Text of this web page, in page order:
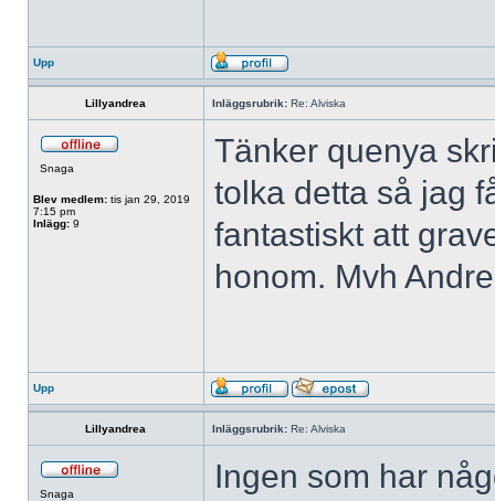
Upp
Lillyandrea Inläggsrubrik: Re: Alviska
Snaga
Blev medlem: tis jan 29, 2019
7:15 pm
Inlägg: 9
Tänker quenya
tolka detta så jag
fantastiskt att
honom. Mvh
Upp
Lillyandrea Inläggsrubrik: Re: Alviska
Snaga Ingen som har